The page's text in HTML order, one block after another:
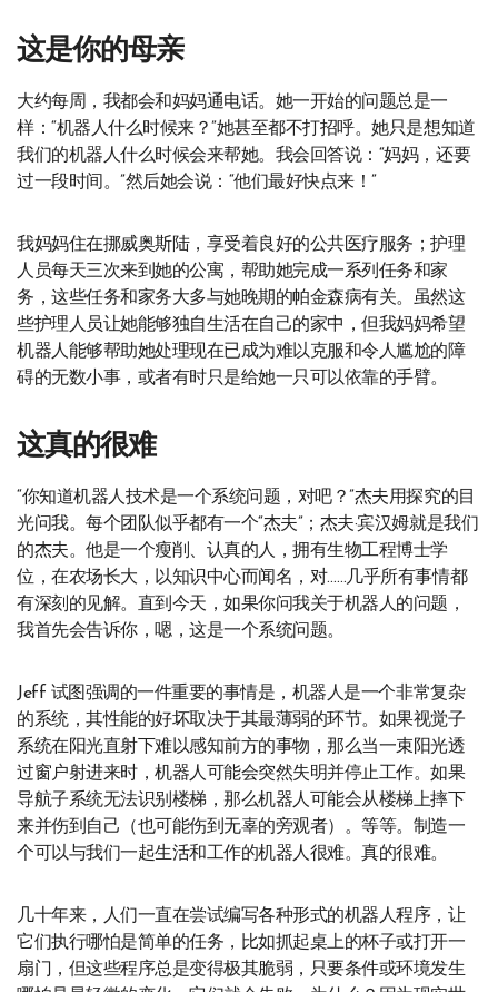
这是你的母亲
大约每周，我都会和妈妈通电话。她一开始的问题总是一
样：“机器人什么时候来？”她甚至都不打招呼。她只是想知道
我们的机器人什么时候会来帮她。我会回答说：“妈妈，还要
过一段时间。”然后她会说：“他们最好快点来！”
我妈妈住在挪威奥斯陆，享受着良好的公共医疗服务；护理
人员每天三次来到她的公寓，帮助她完成一系列任务和家
务，这些任务和家务大多与她晚期的帕金森病有关。虽然这
些护理人员让她能够独自生活在自己的家中，但我妈妈希望
机器人能够帮助她处理现在已成为难以克服和令人尴尬的障
碍的无数小事，或者有时只是给她一只可以依靠的手臂。
这真的很难
“你知道机器人技术是一个系统问题，对吧？”杰夫用探究的目
光问我。每个团队似乎都有一个“杰夫”；杰夫·宾汉姆就是我们
的杰夫。他是一个瘦削、认真的人，拥有生物工程博士学
位，在农场长大，以知识中心而闻名，对……几乎所有事情都
有深刻的见解。直到今天，如果你问我关于机器人的问题，
我首先会告诉你，嗯，这是一个系统问题。
Jeff 试图强调的一件重要的事情是，机器人是一个非常复杂
的系统，其性能的好坏取决于其最薄弱的环节。如果视觉子
系统在阳光直射下难以感知前方的事物，那么当一束阳光透
过窗户射进来时，机器人可能会突然失明并停止工作。如果
导航子系统无法识别楼梯，那么机器人可能会从楼梯上摔下
来并伤到自己（也可能伤到无辜的旁观者）。等等。制造一
个可以与我们一起生活和工作的机器人很难。真的很难。
几十年来，人们一直在尝试编写各种形式的机器人程序，让
它们执行哪怕是简单的任务，比如抓起桌上的杯子或打开一
扇门，但这些程序总是变得极其脆弱，只要条件或环境发生